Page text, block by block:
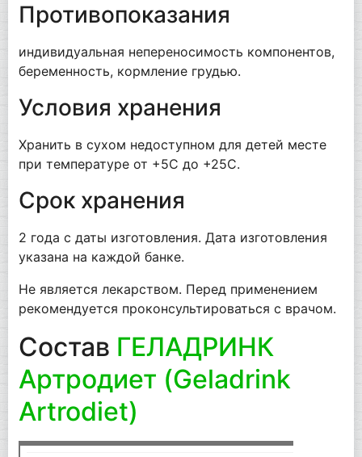
Противопоказания
индивидуальная непереносимость компонентов,
беременность, кормление грудью.
Условия хранения
Хранить в сухом недоступном для детей месте
при температуре от +5С до +25С.
Срок хранения
2 года с даты изготовления. Дата изготовления
указана на каждой банке.
Не является лекарством. Перед применением
рекомендуется проконсультироваться с врачом.
Состав ГЕЛАДРИНК
Артродиет (Geladrink
Artrodiet)